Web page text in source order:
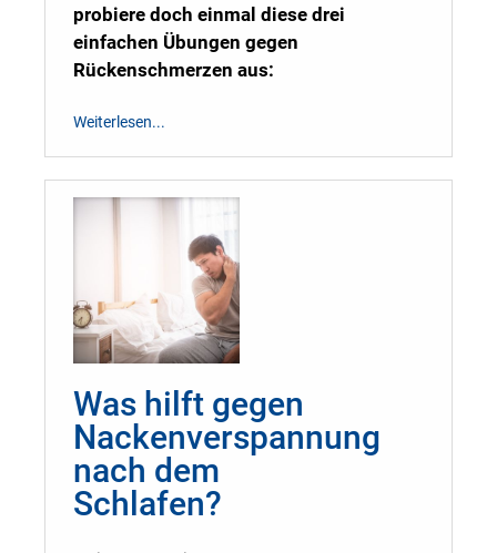
probiere doch einmal diese drei
einfachen Übungen gegen
Rückenschmerzen aus:
Weiterlesen...
Was hilft gegen
Nackenverspannung
nach dem
Schlafen?